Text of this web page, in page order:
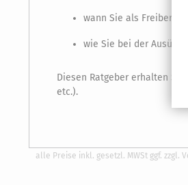
wann Sie als
wie Sie bei der
Diesen Ratgeber erhalten
etc.).
alle Preise inkl. gesetzl. MWSt ggf. zzgl.